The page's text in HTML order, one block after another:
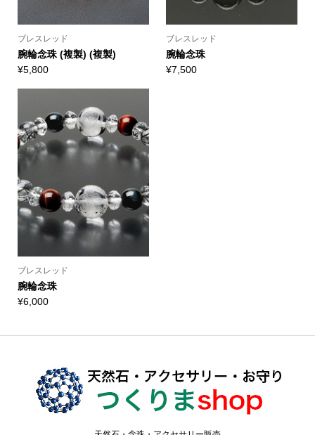
ブレスレッド
腕輪念珠 (複製) (複製)
¥5,800
ブレスレッド
腕輪念珠
¥7,500
ブレスレッド
腕輪念珠
¥6,000